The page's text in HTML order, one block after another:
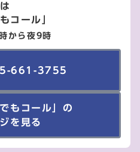
コール」
から夜9時
661-3755
もコール」の
を見る